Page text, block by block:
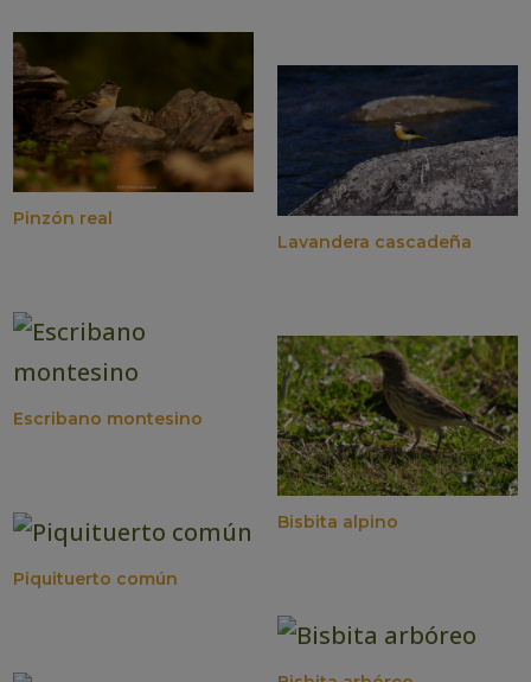
Pinzón real
Escribano montesino
Piquituerto común
Lavandera cascadeña
Bisbita alpino